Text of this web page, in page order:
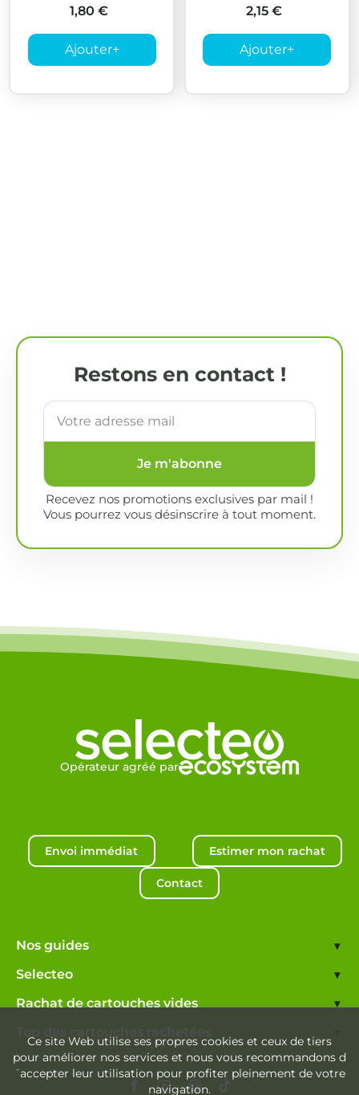
1,80 €
Ajouter+
2,15 €
Ajouter+
Restons en contact !
Je m'abonne
Recevez nos promotions exclusives par mail !
Vous pourrez vous désinscrire à tout moment.
Opérateur agréé par
Envoi immédiat Estimer mon rachat
Contact
Nos guides ▾
Selecteo ▾
Rachat de cartouches vides ▾
Top des cartouches rachetées
Ce site Web utilise ses propres cookies et ceux de tiers
pour améliorer nos services et nous vous recommandons d
´accepter leur utilisation pour profiter pleinement de votre
navigation.